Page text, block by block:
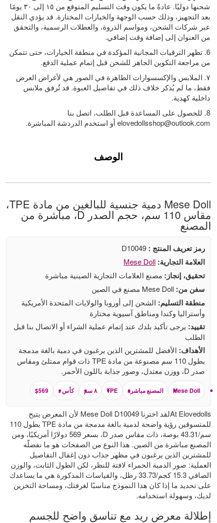
شحنها دوليًا. عادةً ما يكون وقت التسليم المتوقع من ١٥ إلى ٣٠ يومًا
بعد التجهيز، وذلك حسب الوجهة والخيارات المختارة. قد يؤدي النقل
عبر شركات الشحن، ومواسم الذروة، والعطلات الرسمية، والتحقق
من العنوان إلى إضافة وقت إضافي.
6. تظهر الترقيات المجانية المؤكدة في منطقة الخيارات، حتى تتمكن
من مراجعة التكوين الجاهز للشحن قبل إتمام عملية الدفع.
٧. الملابس والإكسسوارات الظاهرة في الصور هي لأغراض العرض
فقط، ما لم يُذكر خلاف ذلك في تفاصيل العبوة. قد تُرفق ملابس
داخلية كهدية.
8. للحصول على المساعدة قبل الطلب، اتصل بنا
elovedollsshop@outlook.comأو استخدم الدردشة المباشرة.
الوصف
Mese Doll دمية جنسية للبالغين من مادة TPE،
مقاس 110 سم، حجم الصدر D، مباشرة من
المصنع
رمز تعريف المنتج :
العلامة التجارية: Mese Doll
تحقيق، إنجاز: مصنع العلامات التجارية الصينية مباشرة
سفن من:
منطقة التسليم: الشحن إلى أوروبا والولايات المتحدة الأمريكية
وأستراليا وكندا ومناطق آسيوية مختارة
تقييد: يرجى تأكيد بلدك عند إتمام عملية الشراء أو الاتصال بنا قبل
الطلب
الأهداف: الأفضل للمشترين الذين يرغبون في دمية بالغة مدمجة
بطول 110 سم مصنوعة من مادة TPE ذات قوام ممتلئ ومقاس
صدر D، ووزن معتدل، وصور جذابة باللون الأحمر.
Mese Doll المصنع مباشرة TPE ٨ سم كأس د $569
At Elovedollsلقد اخترنا Mese Doll D10049 لأن المعرض يتيح
للمتسوقين رؤية واضحة لدمية بالغة مدمجة من مادة TPE بطول 110
سم/43.31 بوصة، ذات مقاس صدر D، بسعر 569 دولارًا أمريكيًا، ومن
المصنع مباشرة من الصين. هذا النوع من الصفحات هو ما نفضلّه
للمشترين الذين يرغبون في مظهر جذاب دون إغفال التفاصيل
العملية: صور الدمية الحمراء لافتة للنظر، لكن الطول الثابت، والوزن
الصافي 15.3 كجم/33.73 رطل، والقياسات المذكورة هي ما يساعدك
على تحديد ما إذا كان هذا النموذج مناسبًا لغرفتك، ومساحة التخزين
لديك، وسهولة استخدامه.
إطلالة معرض ريد مع تناسق واضح للجسم